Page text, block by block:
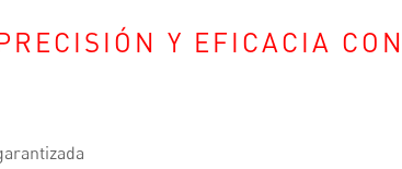
Y EFICACIA